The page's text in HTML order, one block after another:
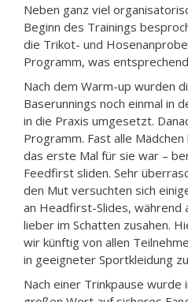
Neben ganz viel
Beginn des Trainings
die Trikot- und
Programm, was
Nach dem Warm-up wurden
Baserunnings noch einmal in
in die Praxis umgesetzt.
Programm. Fast alle
das erste Mal für sie war –
Feedfirst sliden. Sehr
den Mut versuchten sich
an Headfirst-Slides, während
lieber im Schatten zusahen.
wir künftig von allen
in geeigneter Sportkleidung
Nach einer Trinkpause